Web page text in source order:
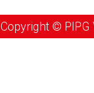
Copyright © PIPG